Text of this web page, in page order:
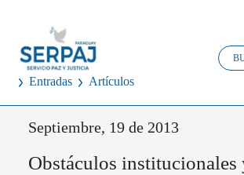
Entradas Artículos
Septiembre, 19 de 2013
Obstáculos institucionales